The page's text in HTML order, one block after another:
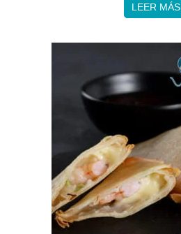
LEER MÁS